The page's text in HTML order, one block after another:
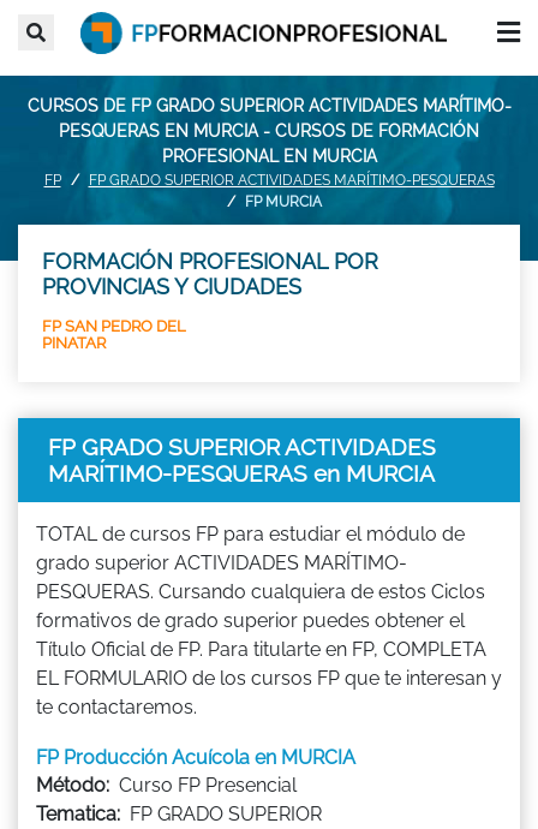
CURSOS DE FP GRADO SUPERIOR ACTIVIDADES MARÍTIMO-
PESQUERAS EN MURCIA - CURSOS DE FORMACIÓN
PROFESIONAL EN MURCIA
FP
FP GRADO SUPERIOR ACTIVIDADES MARÍTIMO-PESQUERAS
FP MURCIA
FORMACIÓN PROFESIONAL POR
PROVINCIAS Y CIUDADES
FP SAN PEDRO DEL
PINATAR
FP GRADO SUPERIOR ACTIVIDADES
MARÍTIMO-PESQUERAS en MURCIA
TOTAL de cursos FP para estudiar el módulo de
grado superior ACTIVIDADES MARÍTIMO-
PESQUERAS. Cursando cualquiera de estos Ciclos
formativos de grado superior puedes obtener el
Título Oficial de FP. Para titularte en FP, COMPLETA
EL FORMULARIO de los cursos FP que te interesan y
te contactaremos.
FP Producción Acuícola en MURCIA
Método: Curso FP Presencial
Tematica: FP GRADO SUPERIOR